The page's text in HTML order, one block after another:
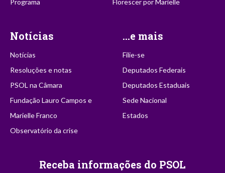
Notícias
Notícias
Resoluções e notas
PSOL na Câmara
Fundação Lauro Campos e
Marielle Franco
Observatório da crise
...e mais
Filie-se
Deputados Federais
Deputados Estaduais
Sede Nacional
Estados
Receba informações do PSOL